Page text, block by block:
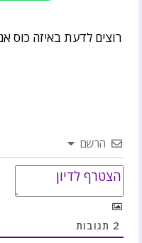
רוצים לדעת באיזה כוס
הרשם
2 תגובות